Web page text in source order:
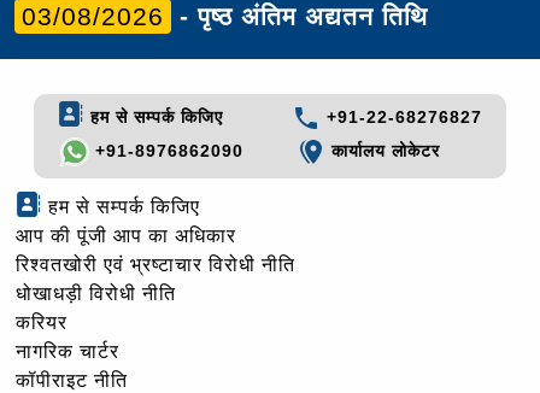
03/08/2026 - पृष्ठ अंतिम अद्यतन तिथि
हम से सम्पर्क किजिए
+91-22-68276827
+91-8976862090
कार्यालय लोकेटर
हम से सम्पर्क किजिए
आप की पूंजी आप का अधिकार
रिश्वतखोरी एवं भ्रष्टाचार विरोधी नीति
धोखाधड़ी विरोधी नीति
करियर
नागरिक चार्टर
कॉपीराइट नीति